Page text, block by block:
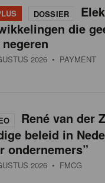
DOSSIER
die
2026 • PAYMENT
René van der
beleid in
ondernemers”
2026 • FMCG